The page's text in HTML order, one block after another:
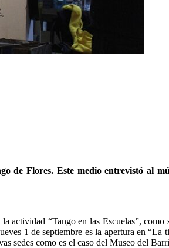
de Flores. Este medio entrevistó al
actividad “Tango en las Escuelas”,
1 de septiembre es la apertura en
sedes como es el caso del Museo del